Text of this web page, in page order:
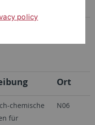
Ort
chemische
für
N06
policy